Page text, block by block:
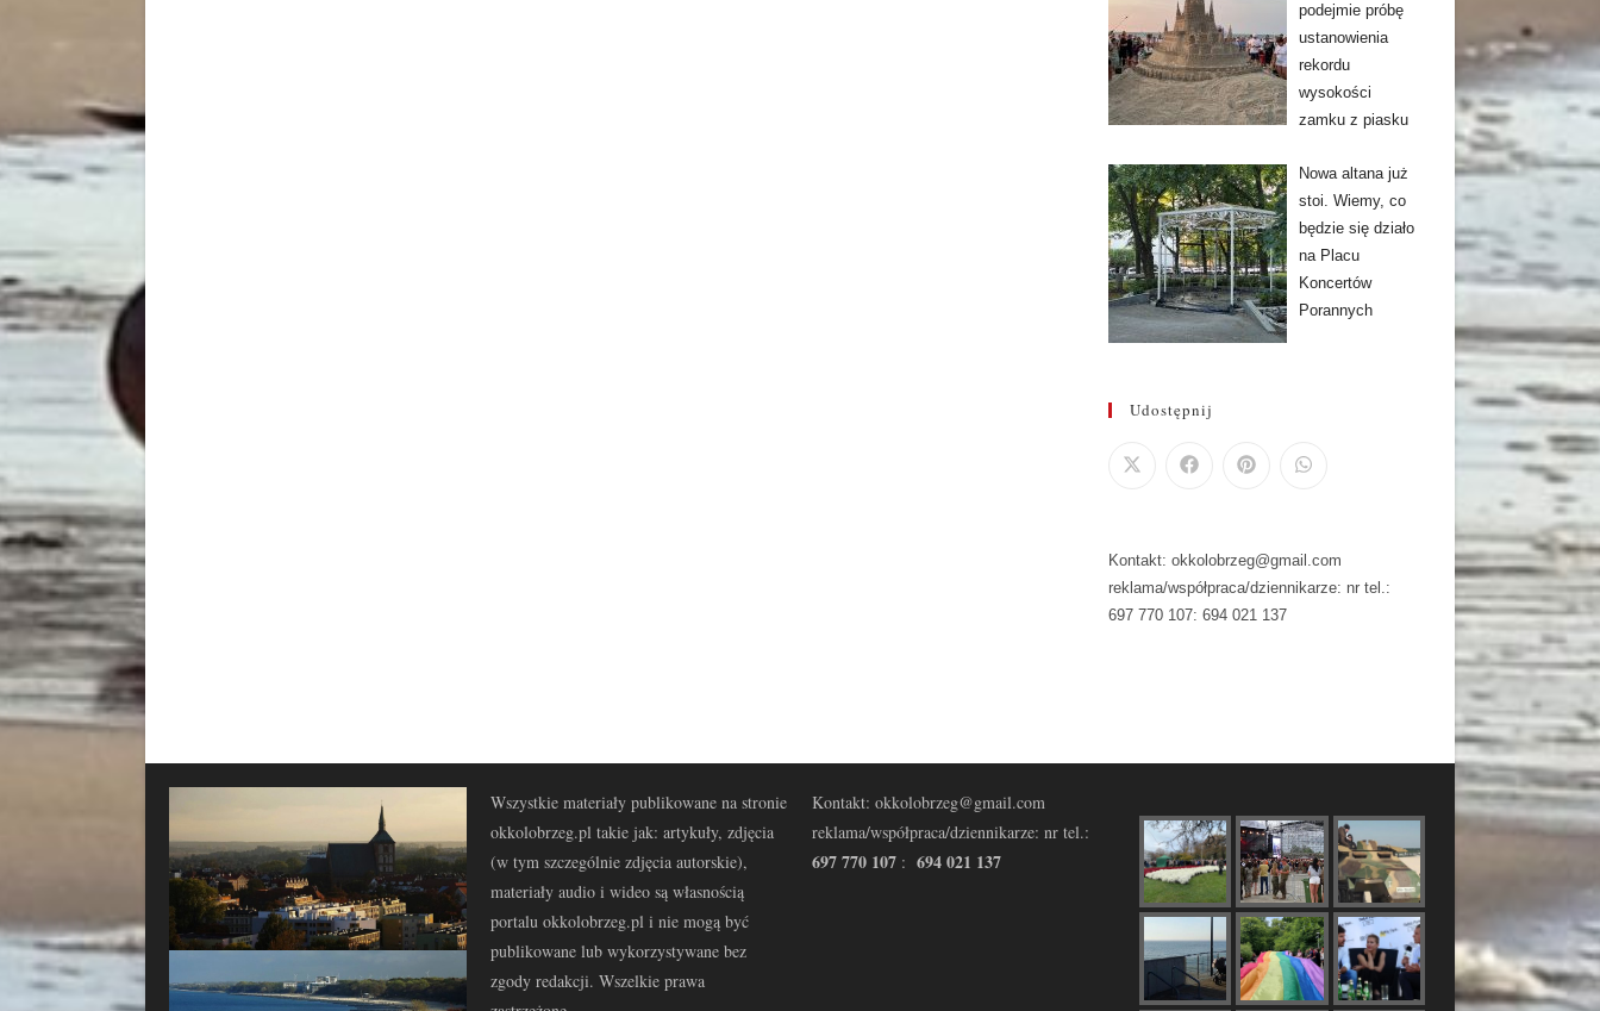
podejmie próbę
ustanowienia
rekordu
wysokości
zamku z piasku
Nowa altana już
stoi. Wiemy, co
będzie się działo
na Placu
Koncertów
Porannych
Udostępnij
Kontakt: okkolobrzeg@gmail.com
reklama/współpraca/dziennikarze: nr tel.:
697 770 107: 694 021 137
Wszystkie materiały publikowane na stronie
okkolobrzeg.pl takie jak: artykuły, zdjęcia
(w tym szczególnie zdjęcia autorskie),
materiały audio i wideo są własnością
portalu okkolobrzeg.pl i nie mogą być
publikowane lub wykorzystywane bez
zgody redakcji. Wszelkie prawa
Kontakt: okkolobrzeg@gmail.com
reklama/współpraca/dziennikarze: nr tel.:
697 770 107 : 694 021 137